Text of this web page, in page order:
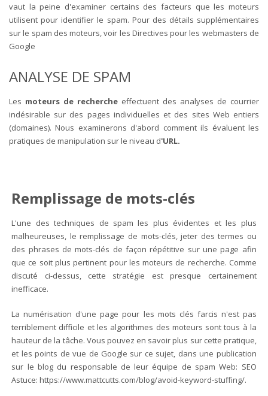
vaut la peine d'examiner certains des facteurs que les moteurs
utilisent pour identifier le spam. Pour des détails supplémentaires
sur le spam des moteurs, voir les Directives pour les webmasters de
Google
ANALYSE DE SPAM
Les moteurs de recherche effectuent des analyses de courrier
indésirable sur des pages individuelles et des sites Web entiers
(domaines). Nous examinerons d'abord comment ils évaluent les
pratiques de manipulation sur le niveau d'URL.
Remplissage de mots-clés
L'une des techniques de spam les plus évidentes et les plus
malheureuses, le remplissage de mots-clés, jeter des termes ou
des phrases de mots-clés de façon répétitive sur une page afin
que ce soit plus pertinent pour les moteurs de recherche. Comme
discuté ci-dessus, cette stratégie est presque certainement
inefficace.
La numérisation d'une page pour les mots clés farcis n'est pas
terriblement difficile et les algorithmes des moteurs sont tous à la
hauteur de la tâche. Vous pouvez en savoir plus sur cette pratique,
et les points de vue de Google sur ce sujet, dans une publication
sur le blog du responsable de leur équipe de spam Web: SEO
Astuce: https://www.mattcutts.com/blog/avoid-keyword-stuffing/.